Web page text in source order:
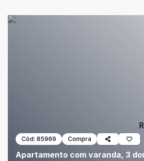
Cód: 85969 Compra
Apartamento com varanda, 3